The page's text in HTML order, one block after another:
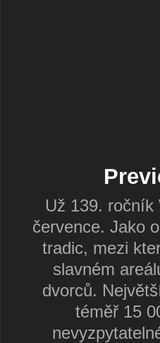
Už 139. ročník
července. Jako
tradic, mezi
slavném
dvorců.
téměř 15